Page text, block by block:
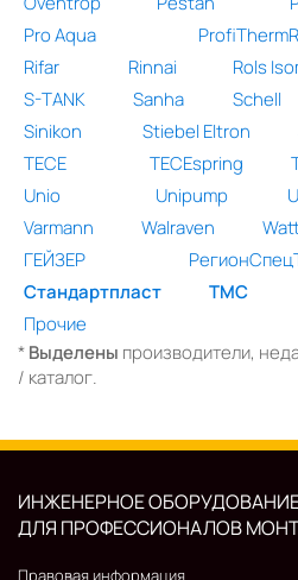
Pro Aqua
Rifar
Rinnai Rols
S-TANK
Sanha Schell
Sinikon
Stiebel Eltron
TECE
TECEspring
Unio
Unipump
Varmann
Walraven
ГЕЙЗЕР
Стандартпласт
ТМС
Прочие
*Выделены производители,
/ каталог.
ИНЖЕНЕРНОЕ
ДЛЯ ПРОФЕССИОНАЛОВ
Правовая информация